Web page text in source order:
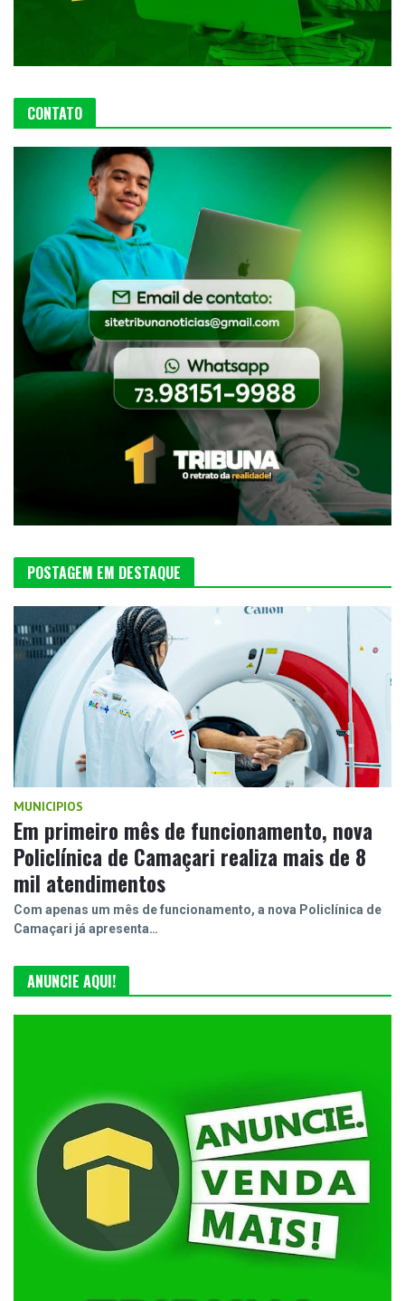
CONTATO
POSTAGEM EM DESTAQUE
MUNICIPIOS
Em primeiro mês de funcionamento, nova
Policlínica de Camaçari realiza mais de 8
mil atendimentos
Com apenas um mês de funcionamento, a nova Policlínica de
Camaçari já apresenta…
ANUNCIE AQUI!